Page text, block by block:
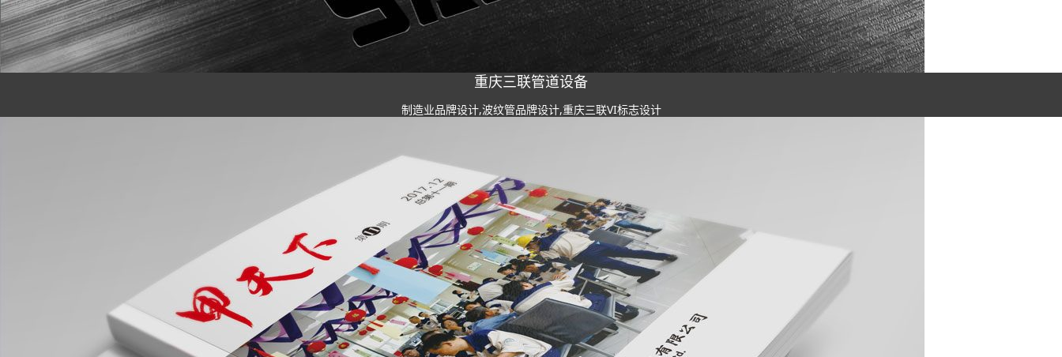
重庆三联管道设备
制造业品牌设计,波纹管品牌设计,重庆三联VI标志设计